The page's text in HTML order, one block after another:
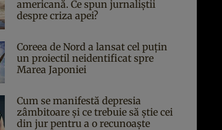
americană. Ce spun jurnaliștii
despre criza apei?
Coreea de Nord a lansat cel puțin
un proiectil neidentificat spre
Marea Japoniei
Cum se manifestă depresia
zâmbitoare și ce trebuie să știe cei
din jur pentru a o recunoaște